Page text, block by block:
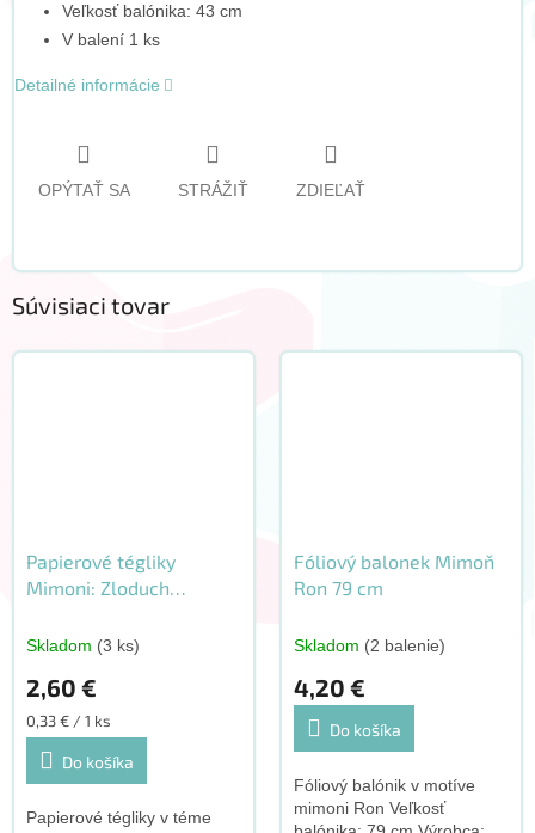
Veľkosť balónika: 43 cm
V balení 1 ks
Detailné informácie
OPÝTAŤ SA STRÁŽIŤ ZDIEĽAŤ
Súvisiaci tovar
Papierové tégliky
Mimoni: Zloduch
Skladom (3 ks)
2,60 €
Jednotková
cena:
0,33 € / 1 ks
Do košíka
Papierové tégliky v téme
Fóliový balonek Mimoň
Ron 79 cm
Skladom (2 balenie)
4,20 €
Do košíka
Fóliový balónik v motíve
mimoni Ron Veľkosť